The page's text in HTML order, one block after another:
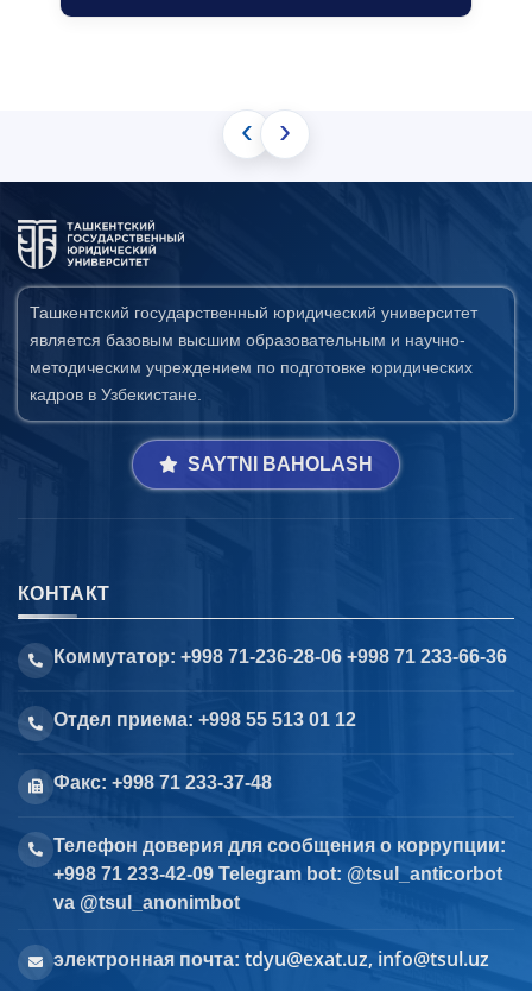
‹ ›
Ташкентский государственный юридический университет
является базовым высшим образовательным и научно-
методическим учреждением по подготовке юридических
кадров в Узбекистане.
SAYTNI BAHOLASH
КОНТАКТ
Коммутатор: +998 71-236-28-06 +998 71 233-66-36
Отдел приема: +998 55 513 01 12
Факс: +998 71 233-37-48
Телефон доверия для сообщения о коррупции:
+998 71 233-42-09 Telegram bot: @tsul_anticorbot
va @tsul_anonimbot
электронная почта: tdyu@exat.uz, info@tsul.uz